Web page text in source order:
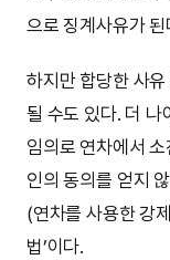
으로 징계사유가 된
하지만 합당한 사유
될 수도 있다. 더 나
임의로 연차에서
인의 동의를 얻지
(연차를 사용한 강
법’이다.